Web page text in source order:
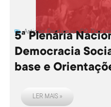
Artigos,Destaques DS,
5ª Plenária
Democracia
base e
LER MAIS »